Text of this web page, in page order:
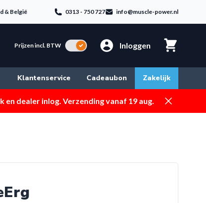
& België 0313 - 750 727 info@muscle-power.nl
Prijzen incl. BTW Incl. BTW Inloggen
Klantenservice Cadeaubon Zakelijk
dealer inlog. Verzending vanaf 19 aug. Dismiss